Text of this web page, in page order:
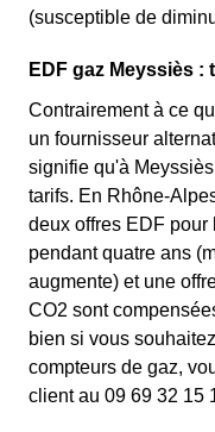
(susceptible de
EDF gaz Meyssiès
Contrairement à ce
un fournisseur
signifie qu'à
tarifs. En Rhône-
deux offres EDF pour
pendant quatre ans
augmente) et une
CO2 sont
bien si vous
compteurs de gaz,
client au 09 69 32 15